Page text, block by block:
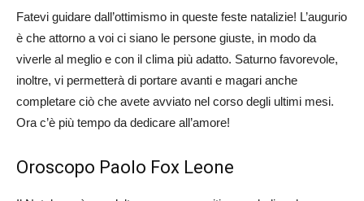
Fatevi guidare dall’ottimismo in queste feste natalizie! L’augurio
è che attorno a voi ci siano le persone giuste, in modo da
viverle al meglio e con il clima più adatto. Saturno favorevole,
inoltre, vi permetterà di portare avanti e magari anche
completare ciò che avete avviato nel corso degli ultimi mesi.
Ora c’è più tempo da dedicare all’amore!
Oroscopo Paolo Fox Leone